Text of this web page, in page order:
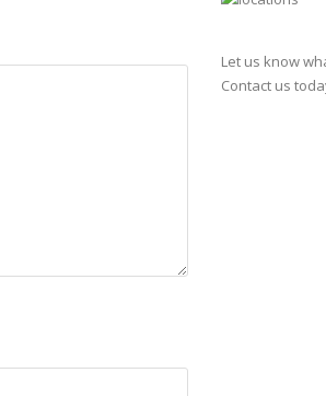
Let us know
Contact us